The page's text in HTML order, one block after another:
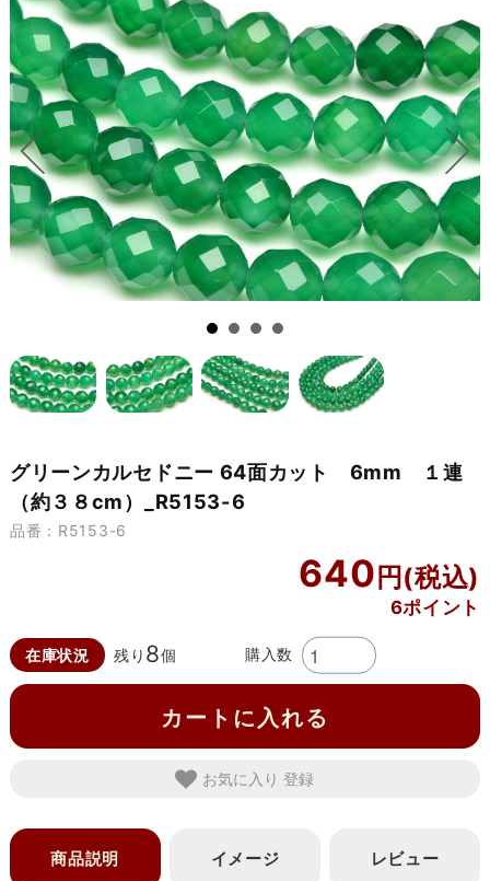
グリーンカルセドニー 64面カット 6mm １連
（約３８cm）_R5153-6
品番：R5153-6
640
6ポイント
在庫状況 残り 8個 購入数
カートに入れる
お気に入り
商品説明 イメージ レビュー